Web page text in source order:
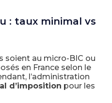
: taux minimal vs
soient au micro-BIC ou
en France selon le
l’administration
d’imposition pour les